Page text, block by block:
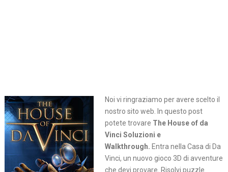
Noi vi ringraziamo per avere scelto il
nostro sito web. In questo post
potete trovare The House of da
Vinci Soluzioni e
Walkthrough. Entra nella Casa di Da
Vinci, un nuovo gioco 3D di avventure
che devi provare. Risolvi puzzle